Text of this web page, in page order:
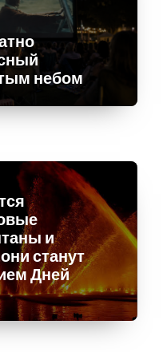
небом
и
станут
Дней